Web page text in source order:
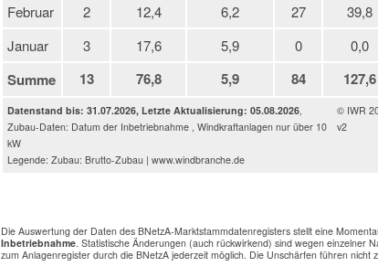
Februar
2 12,4 6,2 27 39,8
Januar
3 17,6 5,9 0 0,0
Summe 13 76,8 5,9 84 127,6
Datenstand bis: 31.07.2026, Letzte Aktualisierung: 05.08.2026,
Zubau-Daten: Datum der Inbetriebnahme , Windkraftanlagen nur über 10
kW
Legende: Zubau: Brutto-Zubau | www.windbranche.de
© IWR
v2
Die Auswertung der Daten des BNetzA-Marktstammdatenregisters stellt eine
Inbetriebnahme. Statistische Änderungen (auch rückwirkend) sind wegen einzelner
zum Anlagenregister durch die BNetzA jederzeit möglich. Die Unschärfen führen nicht